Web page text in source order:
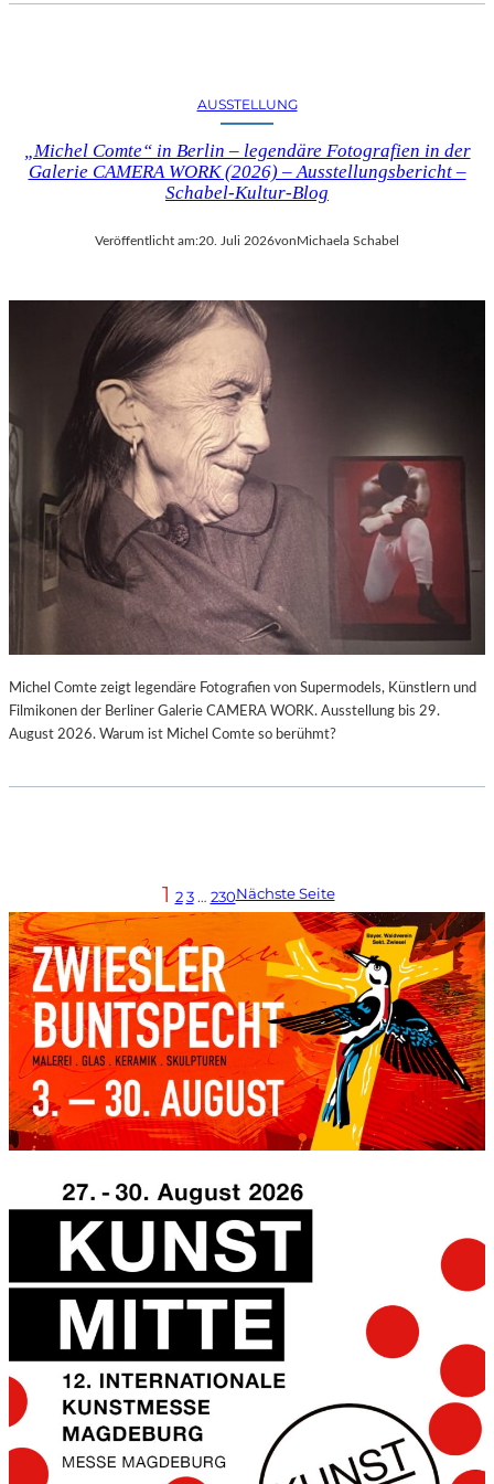
AUSSTELLUNG
„Michel Comte“ in Berlin – legendäre Fotografien in der
Galerie CAMERA WORK (2026) – Ausstellungsbericht –
Schabel-Kultur-Blog
Veröffentlicht am:20. Juli 2026vonMichaela Schabel
Michel Comte zeigt legendäre Fotografien von Supermodels, Künstlern und
Filmikonen der Berliner Galerie CAMERA WORK. Ausstellung bis 29.
August 2026. Warum ist Michel Comte so berühmt?
1 2 3 … 230Nächste Seite